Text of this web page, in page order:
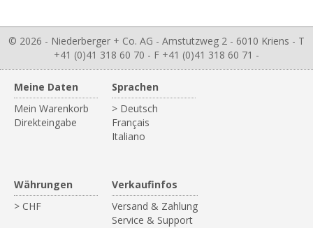
© 2026 - Niederberger + Co. AG - Amstutzweg 2 - 6010 Kriens - T
+41 (0)41 318 60 70 - F +41 (0)41 318 60 71 -
Meine Daten
Mein Warenkorb
Direkteingabe
Sprachen
> Deutsch
Français
Italiano
Währungen
> CHF
Verkaufinfos
Versand & Zahlung
Service & Support